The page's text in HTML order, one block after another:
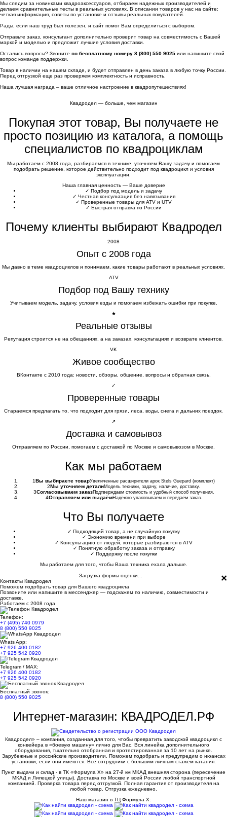
Мы следим за новинками квадроаксессуаров, отбираем надежных производителей и
делаем сравнительные тесты в реальных условиях. В описании товаров у нас на сайте:
четкая информация, советы по установке и отзывы реальных покупателей.
Рады, если наш труд был полезен, и сайт помог Вам определиться с выбором.
Отправьте заказ, консультант дополнительно проверит товар на совместимость с Вашей
маркой и моделью и предложит лучшие условия доставки.
Остались вопросы? Звоните по бесплатному номеру 8 (800) 550 9025 или напишите свой
вопрос команде поддержки.
Товар в наличии на нашем складе, и будет отправлен в день заказа в любую точку России.
Перед отгрузкой еще раз проверяем комплектность и исправность.
Наша лучшая награда – ваше отличное настроение в квадропутешествиях!
Квадродел — больше, чем магазин
Покупая этот товар, Вы получаете не
просто позицию из каталога, а помощь
специалистов по квадроциклам
Мы работаем с 2008 года, разбираемся в технике, уточняем Вашу задачу и помогаем
подобрать решение, которое действительно подходит под квадроцикл и условия
эксплуатации.
Наша главная ценность — Ваше доверие
✓ Подбор под модель и задачу
✓ Честная консультация без навязывания
✓ Проверенные товары для ATV и UTV
✓ Быстрая отправка по России
Почему клиенты выбирают Квадродел
2008
Опыт с 2008 года
Мы давно в теме квадроциклов и понимаем, какие товары работают в реальных условиях.
ATV
Подбор под Вашу технику
Учитываем модель, задачу, условия езды и помогаем избежать ошибки при покупке.
★
Реальные отзывы
Репутация строится не на обещаниях, а на заказах, консультациях и возврате клиентов.
VK
Живое сообщество
ВКонтакте с 2010 года: новости, обзоры, общение, вопросы и обратная связь.
✓
Проверенные товары
Стараемся предлагать то, что подходит для грязи, леса, воды, снега и дальних поездок.
↗
Доставка и самовывоз
Отправляем по России, помогаем с доставкой по Москве и самовывозом в Москве.
Как мы работаем
1 Вы выбираете товарУвеличенные расширители арок Stels Guepard (комплект)
2 Мы уточняем деталиМодель техники, задачу, наличие, доставку.
3Согласовываем заказПодтверждаем стоимость и удобный способ получения.
4Отправляем или выдаёмНадёжно упаковываем и передаём заказ.
Что Вы получаете
✓ Подходящий товар, а не случайную покупку
✓ Экономию времени при выборе
✓ Консультацию от людей, которые разбираются в ATV
✓ Понятную обработку заказа и отправку
✓ Поддержку после покупки
Мы работаем для того, чтобы Ваша техника ехала дальше.
×
Загрузка формы оценки...
Контакты Квадродел
Поможем подобрать товар для Вашего квадроцикла
Позвоните или напишите в мессенджер — подскажем по наличию, совместимости и
доставке.
Работаем с 2008 года
Телефон:
+7 (495) 740 0979
8 (800) 550 9025
Whats App:
+7 926 400 0182
+7 925 542 0920
Telegram / MAX:
+7 926 400 0182
+7 925 542 0920
Бесплатный звонок:
8 (800) 550 9025
Интернет-магазин: КВАДРОДЕЛ.РФ
Квадродел» – компания, созданная для того, чтобы превратить заводской квадроцикл с
конвейера в «боевую машину» лично для Вас. Вся линейка дополнительного
оборудования, тщательно отобранная и протестированная за 10 лет на рынке.
Зарубежные и российские производители. Поможем подобрать и предупредим о нюансах
установки, если они имеются. Все сотрудники с большим личным стажем катания.
Пункт выдачи и склад - в ТК «Формула X» на 27-й км МКАД внешняя сторона (пересечение
МКАД и Липецкой улицы). Доставка по Москве и всей России любой транспортной
компанией. Проверка товара перед отгрузкой. Полная гарантия от производителя на
любой товар. Отгрузка ежедневно.
Наш магазин в ТЦ Формула Х: